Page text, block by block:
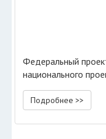
Федеральный
национального
Подробнее >>